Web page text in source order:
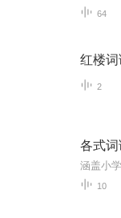
64
红楼词
2
各式词
涵盖小
10